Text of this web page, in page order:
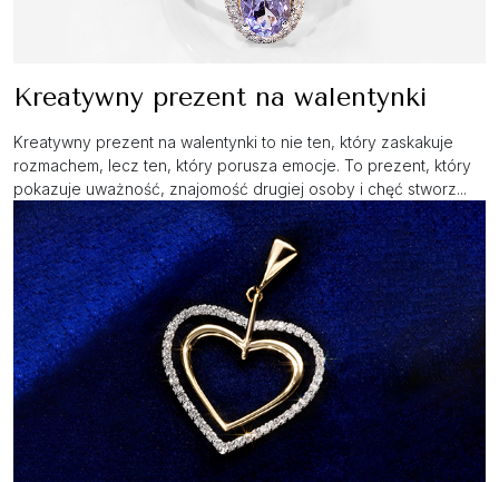
Kreatywny prezent na walentynki
Kreatywny prezent na walentynki to nie ten, który zaskakuje
rozmachem, lecz ten, który porusza emocje. To prezent, który
pokazuje uważność, znajomość drugiej osoby i chęć stworz...